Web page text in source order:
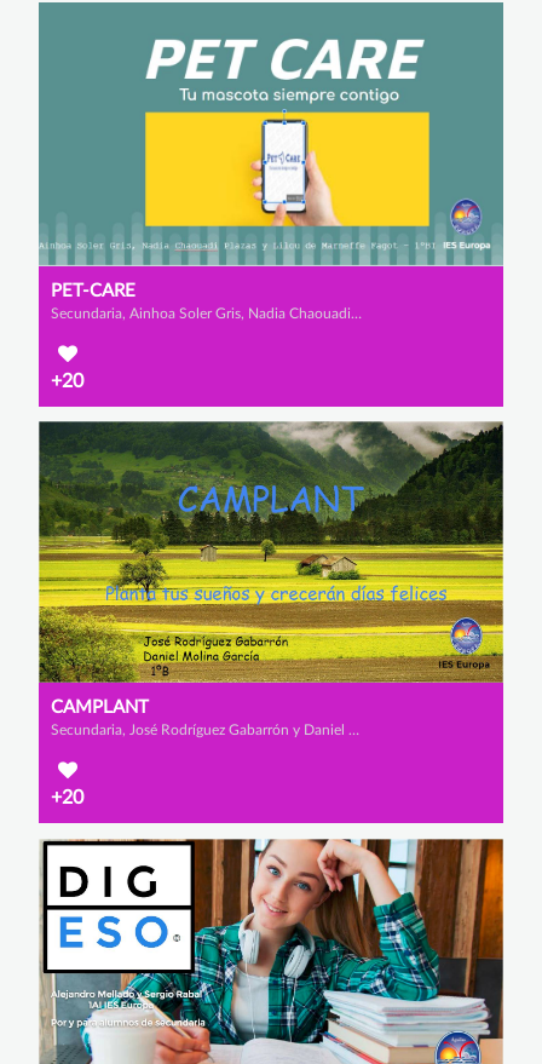
PET-CARE
Secundaria, Ainhoa Soler Gris, Nadia Chaouadi Plazas y Lilou de Marneffe Fagot
+20
CAMPLANT
Secundaria, José Rodríguez Gabarrón y Daniel Molina García
+20